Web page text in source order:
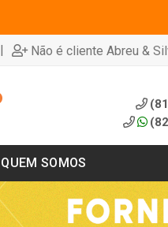
| Não é cliente Abreu &
QUEM SOMOS